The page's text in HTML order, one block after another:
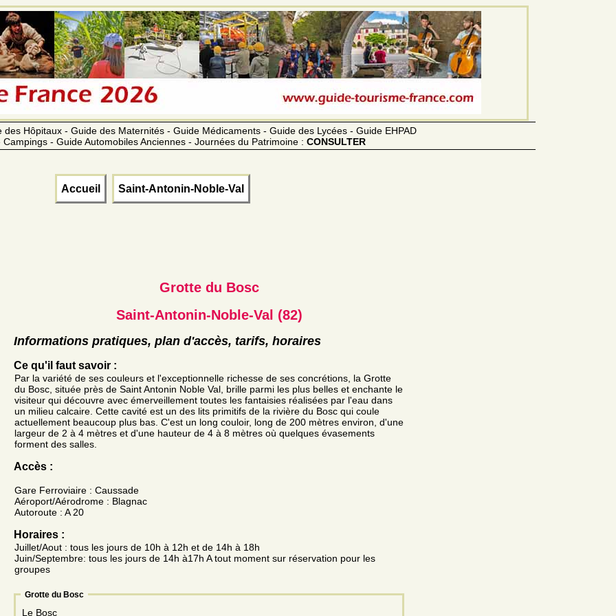
Hôpitaux - Guide des Maternités - Guide Médicaments - Guide des Lycées - Guide EHPAD
- Guide Automobiles Anciennes - Journées du Patrimoine : CONSULTER
Accueil Saint-Antonin-Noble-Val
Grotte du Bosc
Saint-Antonin-Noble-Val (82)
Informations pratiques, plan d'accès, tarifs, horaires
Ce qu'il faut savoir :
Par la variété de ses couleurs et l'exceptionnelle richesse de ses concrétions, la Grotte
du Bosc, située près de Saint Antonin Noble Val, brille parmi les plus belles et enchante le
visiteur qui découvre avec émerveillement toutes les fantaisies réalisées par l'eau dans
un milieu calcaire. Cette cavité est un des lits primitifs de la rivière du Bosc qui coule
actuellement beaucoup plus bas. C'est un long couloir, long de 200 mètres environ, d'une
largeur de 2 à 4 mètres et d'une hauteur de 4 à 8 mètres où quelques évasements
forment des salles.
Accès :
Gare Ferroviaire : Caussade
Aéroport/Aérodrome : Blagnac
Autoroute : A 20
Horaires :
Juillet/Aout : tous les jours de 10h à 12h et de 14h à 18h
Juin/Septembre: tous les jours de 14h à17h A tout moment sur réservation pour les
groupes
Grotte du Bosc
Le Bosc